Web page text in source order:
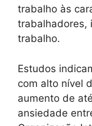
trabalho às
trabalhadores,
trabalho.
Estudos
com alto nível
aumento de
ansiedade